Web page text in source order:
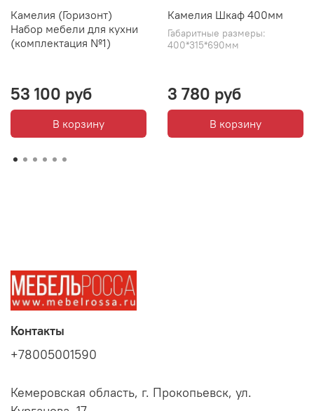
Камелия (Горизонт)
Набор мебели для кухни
(комплектация №1)
53 100 руб
В корзину
Камелия Шкаф 400мм
Габаритные размеры:
400*315*690мм
3 780 руб
В корзину
Контакты
+78005001590
Кемеровская область, г. Прокопьевск, ул.